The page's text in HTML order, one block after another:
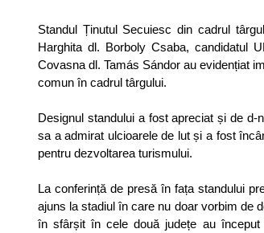
Standul Ținutul Secuiesc din cadrul
Harghita dl. Borboly Csaba, candidatul
Covasna dl. Tamás Sándor au evidențiat
comun în cadrul târgului.
Designul standului a fost apreciat și de
sa a admirat ulcioarele de lut și a fost
pentru dezvoltarea turismului.
La conferință de presă în fața standului
ajuns la stadiul în care nu doar vorbim de
în sfârșit în cele două județe au început